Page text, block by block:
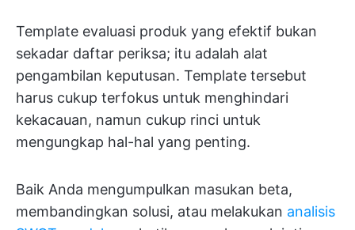
Template evaluasi produk yang efektif bukan
sekadar daftar periksa; itu adalah alat
pengambilan keputusan. Template tersebut
harus cukup terfokus untuk menghindari
kekacauan, namun cukup rinci untuk
mengungkap hal-hal yang penting.
Baik Anda mengumpulkan masukan beta,
membandingkan solusi, atau melakukan analisis